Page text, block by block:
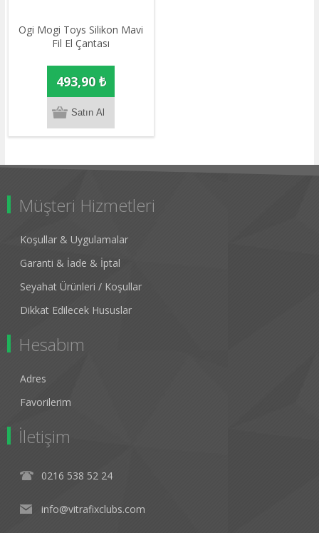
Ogi Mogi Toys Silikon Mavi
Fil El Çantası
493,90 ₺
Müşteri Hizmetleri
Koşullar & Uygulamalar
Garanti & İade & İptal
Seyahat Ürünleri / Koşullar
Dikkat Edilecek Hususlar
Hesabım
Adres
Favorilerim
İletişim
0216 538 52 24
info@vitrafixclubs.com